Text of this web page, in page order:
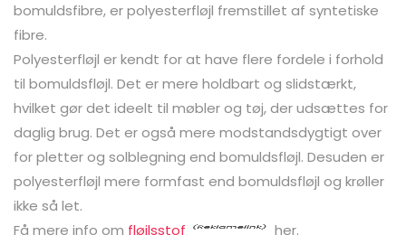
bomuldsfibre, er polyesterfløjl fremstillet af syntetiske
fibre.
Polyesterfløjl er kendt for at have flere fordele i forhold
til bomuldsfløjl. Det er mere holdbart og slidstærkt,
hvilket gør det ideelt til møbler og tøj, der udsættes for
daglig brug. Det er også mere modstandsdygtigt over
for pletter og solblegning end bomuldsfløjl. Desuden er
polyesterfløjl mere formfast end bomuldsfløjl og krøller
ikke så let.
Få mere info om fløjlsstof
her.